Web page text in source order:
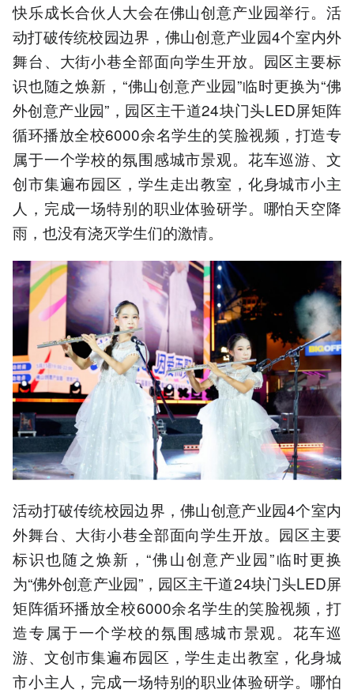
快乐成长合伙人大会在佛山创意产业园举行。活
动打破传统校园边界，佛山创意产业园4个室内外
舞台、大街小巷全部面向学生开放。园区主要标
识也随之焕新，“佛山创意产业园”临时更换为“佛
外创意产业园”，园区主干道24块门头LED屏矩阵
循环播放全校6000余名学生的笑脸视频，打造专
属于一个学校的氛围感城市景观。花车巡游、文
创市集遍布园区，学生走出教室，化身城市小主
人，完成一场特别的职业体验研学。哪怕天空降
雨，也没有浇灭学生们的激情。
活动打破传统校园边界，佛山创意产业园4个室内
外舞台、大街小巷全部面向学生开放。园区主要
标识也随之焕新，“佛山创意产业园”临时更换
为“佛外创意产业园”，园区主干道24块门头LED屏
矩阵循环播放全校6000余名学生的笑脸视频，打
造专属于一个学校的氛围感城市景观。花车巡
游、文创市集遍布园区，学生走出教室，化身城
市小主人，完成一场特别的职业体验研学。哪怕